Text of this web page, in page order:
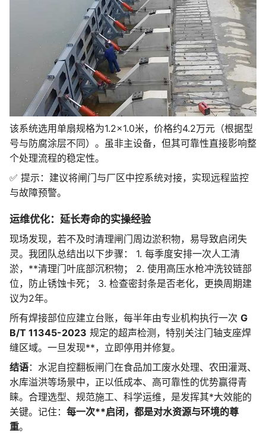
该系统选用单扇规格为1.2×1.0米，价格约4.2万元（根据型
号与防腐涂层不同）。虽非主设备，但其可靠性直接影响整
个处理流程的稳定性。
✅ 提示：建议将闸门与厂区中控系统对接，实现远程监控
与故障预警。
运维优化：延长寿命的实操经验
现场发现，若不及时清理闸门周边淤积物，易导致启闭失
灵。我团队总结出以下步骤： 1. 每季度安排一次人工清
淤，**清理门叶底部沉积物； 2. 使用高压水枪冲洗铰链部
位，防止锈蚀卡死； 3. 检查密封条是否老化，更换周期建
议为2年。
所有焊接部位应建立台账，每半年由专业机构执行一次 G
B/T 11345-2023 规定的超声检测，特别关注门轴支座焊
缝区域。一旦发现**，立即停用并修复。
结语：水泥自控翻板闸门在食品加工废水处理、农田灌溉、
水库溢洪等场景中，正以低成本、高可靠性的优势赢得青
睐。合理选型、规范施工、科学运维，是发挥其*大效能的
关键。记住： 每一次**启闭，都是对水资源与环境的尊
重。